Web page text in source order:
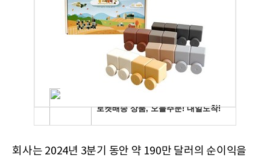
회사는 2024년 3분기 동안 약 190만 달러의 순이익을